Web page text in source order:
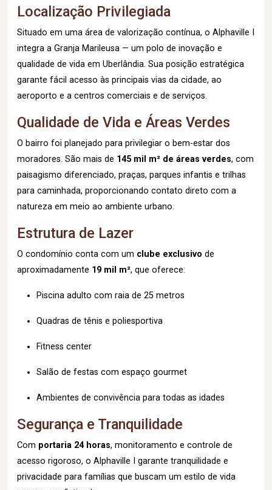
Localização Privilegiada
Situado em uma área de valorização contínua, o Alphaville I
integra a Granja Marileusa — um polo de inovação e
qualidade de vida em Uberlândia. Sua posição estratégica
garante fácil acesso às principais vias da cidade, ao
aeroporto e a centros comerciais e de serviços.
Qualidade de Vida e Áreas Verdes
O bairro foi planejado para privilegiar o bem-estar dos
moradores. São mais de 145 mil m² de áreas verdes, com
paisagismo diferenciado, praças, parques infantis e trilhas
para caminhada, proporcionando contato direto com a
natureza em meio ao ambiente urbano.
Estrutura de Lazer
O condomínio conta com um clube exclusivo de
aproximadamente 19 mil m², que oferece:
Piscina adulto com raia de 25 metros
Quadras de tênis e poliesportiva
Fitness center
Salão de festas com espaço gourmet
Ambientes de convivência para todas as idades
Segurança e Tranquilidade
Com portaria 24 horas, monitoramento e controle de
acesso rigoroso, o Alphaville I garante tranquilidade e
privacidade para famílias que buscam um estilo de vida